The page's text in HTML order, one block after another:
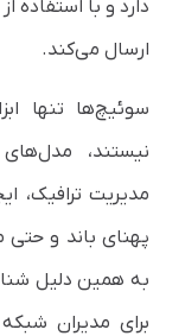
ارسال می‌کند.
سوئیچ‌ها تنها
نیستند،
به همین دلیل
برای مدیران